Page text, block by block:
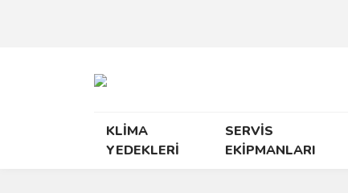
KLİMA
YEDEKLERİ
SERVİS
EKİPMANLARI